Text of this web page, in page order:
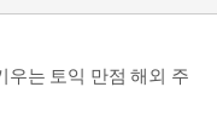
우는 토익 만점 해외 주